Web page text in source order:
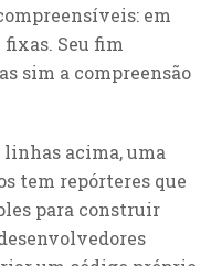
em
Seu fim
sim a compreensão
linhas acima, uma
tem repórteres que
para construir